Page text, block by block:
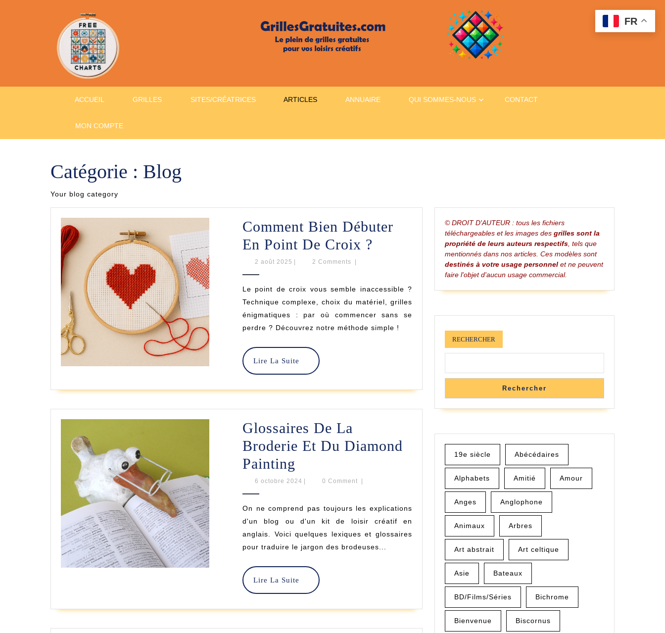
ACCUEIL GRILLES SITES/CRÉATRICES ARTICLES ANNUAIRE QUI SOMMES-NOUS CONTACT
MON COMPTE
Catégorie : Blog
Your blog category
Comment Bien Débuter
En Point De Croix ?
En
Point
De
2 août 2025 2
2 Comments
Le point de croix vous semble inaccessible ?
Technique complexe, choix du matériel, grilles
énigmatiques : par où commencer sans se
perdre ? Découvrez notre méthode simple !
Lire La Suite
Lire
La
Glossaires De La
Broderie Et Du Diamond
Painting
De
Broderie
Et
Du
Diamond
Painting
6 octobre 2024 6
0 Comment
On ne comprend pas toujours les explications
d'un blog ou d'un kit de loisir créatif en
anglais. Voici quelques lexiques et glossaires
pour traduire le jargon des brodeuses...
Lire La Suite
Lire
La
© DROIT D'AUTEUR : tous les fichiers
téléchargeables et les images des grilles sont la
propriété de leurs auteurs respectifs, tels que
mentionnés dans nos articles. Ces modèles sont
destinés à votre usage personnel et ne peuvent
faire l'objet d'aucun usage commercial.
RECHERCHER
Rechercher
19e siècle Abécédaires
Alphabets Amitié Amour
Anges Anglophone
Animaux Arbres
Art abstrait Art celtique
Asie Bateaux
BD/Films/Séries Bichrome
Bienvenue Biscornus
FR